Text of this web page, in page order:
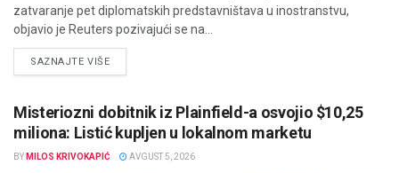
zatvaranje pet diplomatskih predstavništava u inostranstvu,
objavio je Reuters pozivajući se na...
SAZNAJTE VIŠEDETAILS
Misteriozni dobitnik iz Plainfield-a osvojio $10,25
miliona: Listić kupljen u lokalnom marketu
BY MILOS KRIVOKAPIĆ AVGUST 5, 2026